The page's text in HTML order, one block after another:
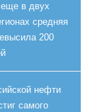
в двух
средняя
200
нефти
самого